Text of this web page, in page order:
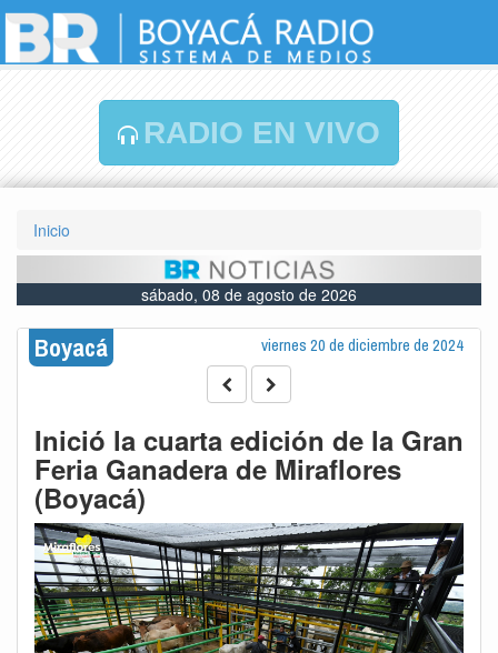
RADIO EN VIVO
Inicio
sábado, 08 de agosto de 2026
Boyacá viernes 20 de diciembre de 2024
Inició la cuarta edición de la Gran
Feria Ganadera de Miraflores
(Boyacá)